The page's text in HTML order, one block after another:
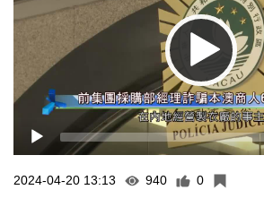
2024-04-20 13:13 940 0